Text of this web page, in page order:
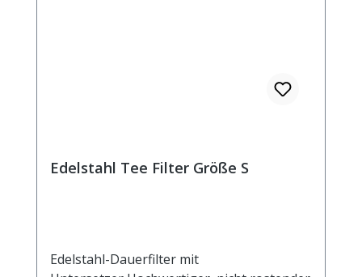
Edelstahl Tee Filter Größe S
Edelstahl-Dauerfilter mit